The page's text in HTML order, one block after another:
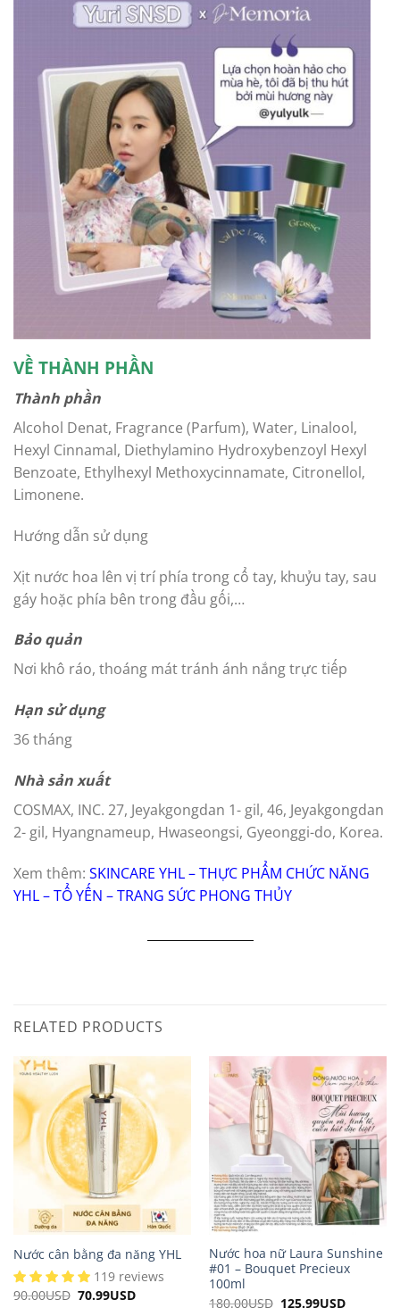
VỀ THÀNH PHẦN
Thành phần
Alcohol Denat, Fragrance (Parfum), Water, Linalool,
Hexyl Cinnamal, Diethylamino Hydroxybenzoyl Hexyl
Benzoate, Ethylhexyl Methoxycinnamate, Citronellol,
Limonene.
Hướng dẫn sử dụng
Xịt nước hoa lên vị trí phía trong cổ tay, khuỷu tay, sau
gáy hoặc phía bên trong đầu gối,…
Bảo quản
Nơi khô ráo, thoáng mát tránh ánh nắng trực tiếp
Hạn sử dụng
36 tháng
Nhà sản xuất
COSMAX, INC. 27, Jeyakgongdan 1- gil, 46, Jeyakgongdan
2- gil, Hyangnameup, Hwaseongsi, Gyeonggi-do, Korea.
Xem thêm: SKINCARE YHL–THỰC PHẨM CHỨC NĂNG
YHL–TỔ YẾN –TRANG SỨC PHONG THỦY
RELATED PRODUCTS
Nước cân bằng đa năng YHL
119 reviews
90.00USD Original
70.99USDCurrent
Nước hoa nữ Laura Sunshine
#01 – Bouquet Precieux
100ml
180.00USD Original
125.99USDCurrent